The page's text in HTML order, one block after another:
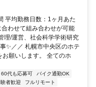
平均勤務日数：1ヶ月あた
わせて組み合わせが可能
理/運営、社会科学学術研究
✨／／ 札幌市中央区のホテ
願いします。 全てのホ
60代も応募可
バイク通勤OK
者歓迎
フルリモート